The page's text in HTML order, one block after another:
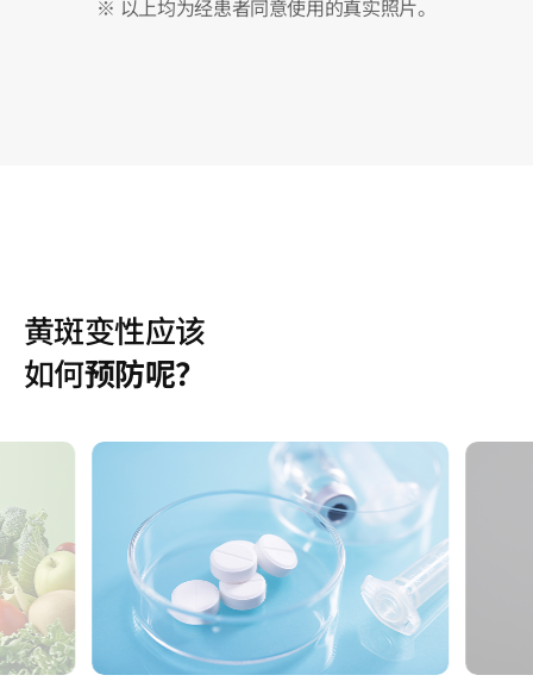
※ 以上均为经患者同意使用的真实照片。
黄斑变性应该
如何预防呢？